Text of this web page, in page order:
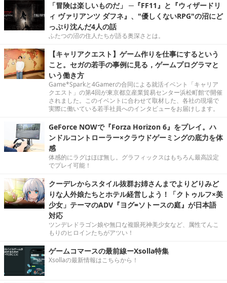
「冒険は楽しいものだ」 ─『FF11』と『ウィザードリ
ィ ヴァリアンツ ダフネ』、"優しくないRPG"の沼にど
っぷり沈んだ4人の話
ふたつの沼の住人たちが語る奥深さとは。
【キャリアクエスト】ゲーム作りを仕事にするという
こと。セガの若手の事例に見る，ゲームプログラマと
いう働き方
Game*Sparkと4Gamerの合同による就活イベント「キャリア
クエスト」の第4回が東京都立産業貿易センター浜松町館で開催
されました。このイベントに合わせて取材した、各社の現場で
実際に働いている若手社員へのインタビューをお届けします。
GeForce NOWで『Forza Horizon 6』をプレイ。ハ
ンドルコントローラー×クラウドゲーミングの底力を体
感
体感的にラグはほぼ無し。グラフィックスはもちろん最高設定
でプレイ可能！
クーデレからスタイル抜群お姉さんまでよりどりみど
りな人外娘たちとホテル経営しよう！「クトゥルフ×美
少女」テーマのADV『ヨグ=ソトースの庭』が日本語
対応
ツンデレドラゴン娘や無口な複眼死神美少女など、属性てんこ
もりのヒロインたちがアツい！
ゲームコマースの最前線ーXsolla特集
Xsollaの最新情報はこちらから！